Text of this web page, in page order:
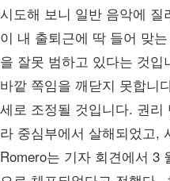
시도해 보니 일반 음악에 질
이 내 출퇴근에 딱 들어 맞
을 잘못 범하고 있다는 것
바깥 쪽임을 깨닫지 못합니
세로 조정될 것입니다. 권
라 중심부에서 살해되었고,
Romero는 기자 회견에서 3